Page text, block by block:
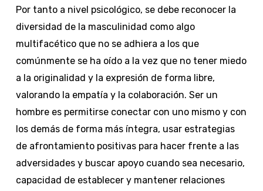
Por tanto a nivel psicológico, se debe reconocer la
diversidad de la masculinidad como algo
multifacético que no se adhiera a los que
comúnmente se ha oído a la vez que no tener miedo
a la originalidad y la expresión de forma libre,
valorando la empatía y la colaboración. Ser un
hombre es permitirse conectar con uno mismo y con
los demás de forma más íntegra, usar estrategias
de afrontamiento positivas para hacer frente a las
adversidades y buscar apoyo cuando sea necesario,
capacidad de establecer y mantener relaciones